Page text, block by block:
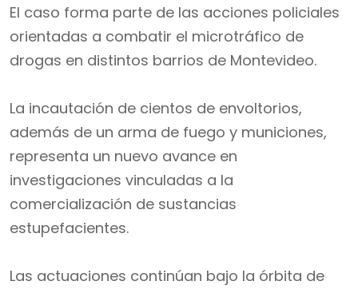
El caso forma parte de las acciones policiales
orientadas a combatir el microtráfico de
drogas en distintos barrios de Montevideo.
La incautación de cientos de envoltorios,
además de un arma de fuego y municiones,
representa un nuevo avance en
investigaciones vinculadas a la
comercialización de sustancias
estupefacientes.
Las actuaciones continúan bajo la órbita de